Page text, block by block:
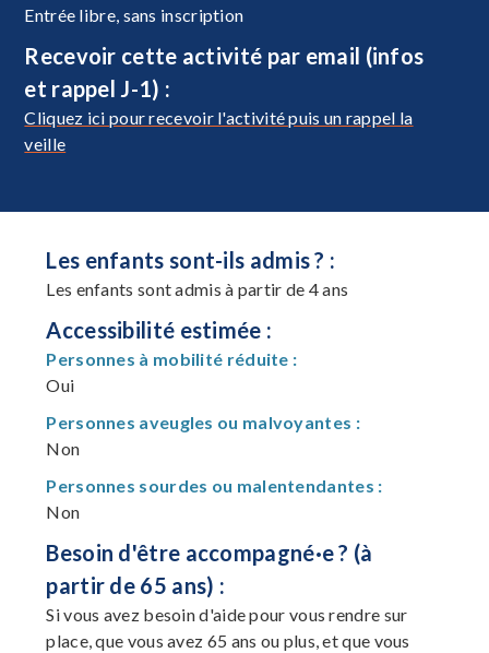
Entrée libre, sans inscription
Recevoir cette activité par email (infos
et rappel J-1) :
Cliquez ici pour recevoir l'activité puis un rappel la
veille
Les enfants sont-ils admis ? :
Les enfants sont admis à partir de 4 ans
Accessibilité estimée :
Personnes à mobilité réduite :
Oui
Personnes aveugles ou malvoyantes :
Non
Personnes sourdes ou malentendantes :
Non
Besoin d'être accompagné·e ? (à
partir de 65 ans) :
Si vous avez besoin d'aide pour vous rendre sur
place, que vous avez 65 ans ou plus, et que vous